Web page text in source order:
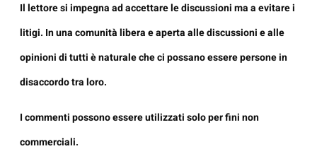
Il lettore si impegna ad accettare le discussioni ma a evitare i
litigi. In una comunità libera e aperta alle discussioni e alle
opinioni di tutti è naturale che ci possano essere persone in
disaccordo tra loro.
I commenti possono essere utilizzati solo per fini non
commerciali.